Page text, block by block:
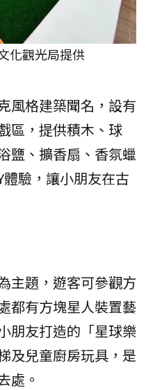
化觀光局提供
風格建築聞名，設有
區，提供積木、球
鹽、擴香扇、香氛蠟
驗，讓小朋友在古
主題，遊客可參觀方
都有方塊星人裝置藝
朋友打造的「星球樂
及兒童廚房玩具，是
處。